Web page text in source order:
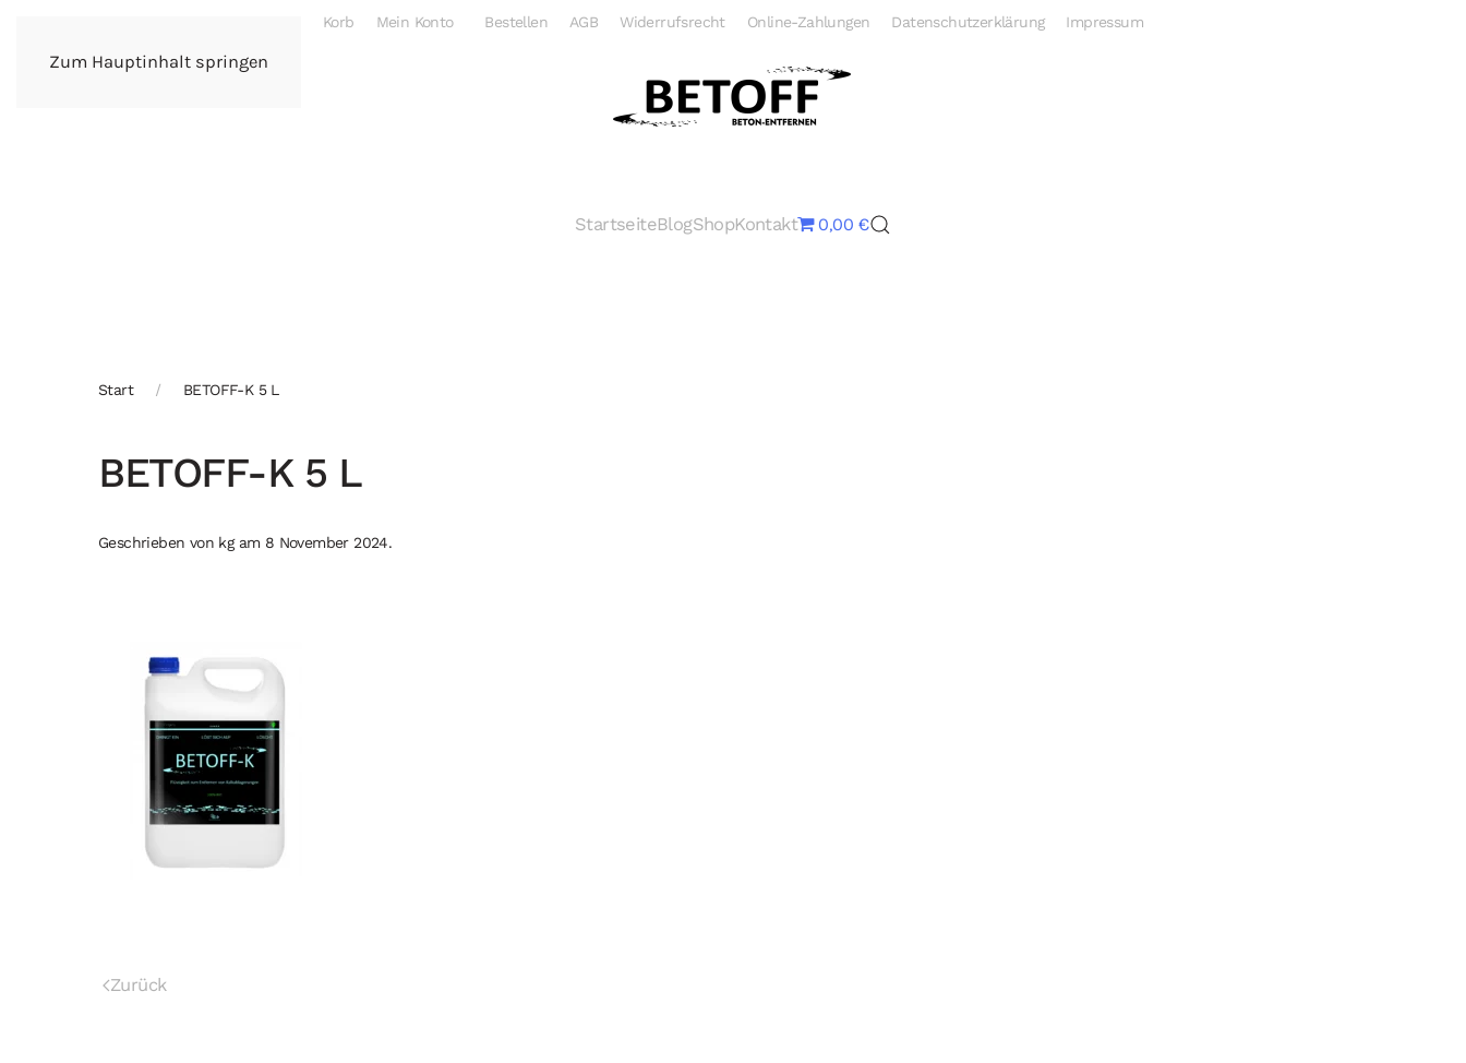
Zum Hauptinhalt springen
Korb Mein Konto Bestellen AGB Widerrufsrecht Online-Zahlungen Datenschutzerklärung Impressum
StartseiteBlogShopKontakt 0,00 €
Start BETOFF-K 5 L
BETOFF-K 5 L
Geschrieben von kgam 8 November 2024.
Zurück